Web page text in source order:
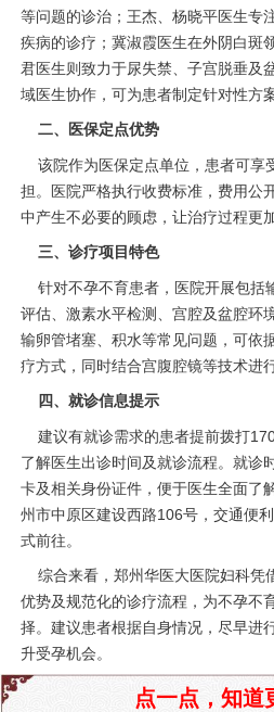
等问题的诊治；王杰、杨晓平医生专
疾病的诊疗；冀淑霞医生在外阴白斑
君医生则致力于尿失禁、子宫脱垂及
域医生协作，可为患者制定针对性方案
二、医保定点优势
该院作为医保定点单位，患者可享
担。医院严格执行收费标准，费用公
中产生不必要的顾虑，让治疗过程更
三、诊疗项目特色
针对不孕不育患者，医院开展包括
评估、激素水平检测、宫腔及盆腔环
输卵管堵塞、积水等常见问题，可依
疗方式，同时结合宫腹腔镜等技术进
四、就诊信息提示
建议有就诊需求的患者提前拨打
了解医生出诊时间及就诊流程。就诊
卡及相关身份证件，便于医生全面了
州市中原区建设西路106号，交通便
式前往。
综合来看，郑州华医大医院妇科凭
优势及规范化的诊疗流程，为不孕不
择。建议患者根据自身情况，尽早进
升受孕机会。
点一点，知道